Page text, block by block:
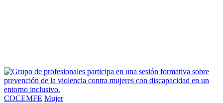
COCEMFE Mujer